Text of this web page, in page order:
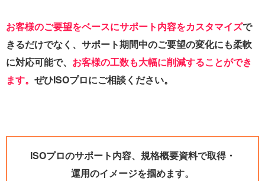
お客様のご要望をベースにサポート内容をカスタマイズで
きるだけでなく、サポート期間中のご要望の変化にも柔軟
に対応可能で、 お客様の工数も大幅に削減することができ
ます。 ぜひISOプロにご相談ください。
ISOプロのサポート内容、規格概要資料で取得・
運用のイメージを掴めます。